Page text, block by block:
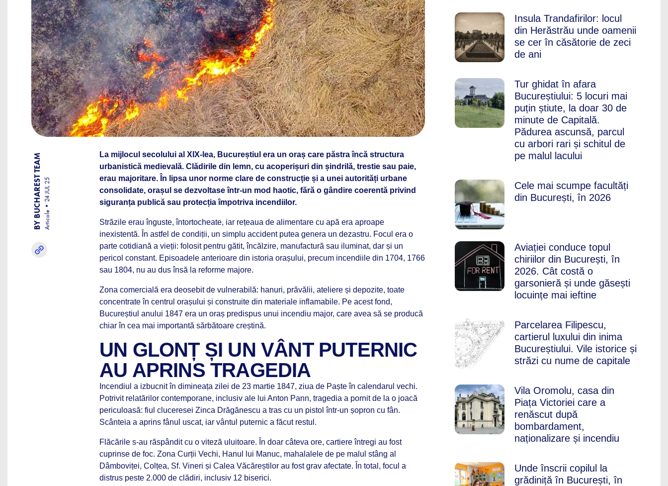
BY BUCHAREST TEAM Articole
24 JUL 25
La mijlocul secolului al XIX-lea, Bucureștiul era un oraș care păstra încă structura
urbanistică medievală. Clădirile din lemn, cu acoperișuri din șindrilă, trestie sau paie,
erau majoritare. În lipsa unor norme clare de construcție și a unei autorități urbane
consolidate, orașul se dezvoltase într-un mod haotic, fără o gândire coerentă privind
siguranța publică sau protecția împotriva incendiilor.
Străzile erau înguste, întortocheate, iar rețeaua de alimentare cu apă era aproape
inexistentă. În astfel de condiții, un simplu accident putea genera un dezastru. Focul era o
parte cotidiană a vieții: folosit pentru gătit, încălzire, manufactură sau iluminat, dar și un
pericol constant. Episoadele anterioare din istoria orașului, precum incendiile din 1704, 1766
sau 1804, nu au dus însă la reforme majore.
Zona comercială era deosebit de vulnerabilă: hanuri, prăvălii, ateliere și depozite, toate
concentrate în centrul orașului și construite din materiale inflamabile. Pe acest fond,
Bucureștiul anului 1847 era un oraș predispus unui incendiu major, care avea să se producă
chiar în cea mai importantă sărbătoare creștină.
UN GLONȚ ȘI UN VÂNT PUTERNIC
AU APRINS TRAGEDIA
Incendiul a izbucnit în dimineața zilei de 23 martie 1847, ziua de Paște în calendarul vechi.
Potrivit relatărilor contemporane, inclusiv ale lui Anton Pann, tragedia a pornit de la o joacă
periculoasă: fiul cluceresei Zinca Drăgănescu a tras cu un pistol într-un șopron cu fân.
Scânteia a aprins fânul uscat, iar vântul puternic a făcut restul.
Flăcările s-au răspândit cu o viteză uluitoare. În doar câteva ore, cartiere întregi au fost
cuprinse de foc. Zona Curții Vechi, Hanul lui Manuc, mahalalele de pe malul stâng al
Dâmboviței, Colțea, Sf. Vineri și Calea Văcăreștilor au fost grav afectate. În total, focul a
distrus peste 2.000 de clădiri, inclusiv 12 biserici.
Insula Trandafirilor: locul
din Herăstrău unde oamenii
se cer în căsătorie de zeci
de ani
Tur ghidat în afara
Bucureștiului: 5 locuri mai
puțin știute, la doar 30 de
minute de Capitală.
Pădurea ascunsă, parcul
cu arbori rari și schitul de
pe malul lacului
Cele mai scumpe facultăți
din București, în 2026
Aviației conduce topul
chiriilor din București, în
2026. Cât costă o
garsonieră și unde găsești
locuințe mai ieftine
Parcelarea Filipescu,
cartierul luxului din inima
Bucureștiului. Vile istorice și
străzi cu nume de capitale
Vila Oromolu, casa din
Piața Victoriei care a
renăscut după
bombardament,
naționalizare și incendiu
Unde înscrii copilul la
grădiniță în București, în